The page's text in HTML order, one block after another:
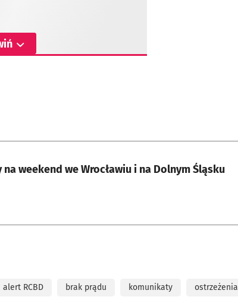
weekend we Wrocławiu i na Dolnym Śląsku
alert RCBD brak prądu komunikaty ostrzeżenia